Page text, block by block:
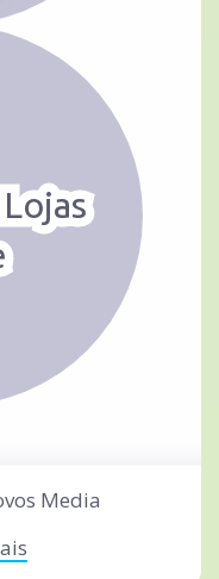
Media